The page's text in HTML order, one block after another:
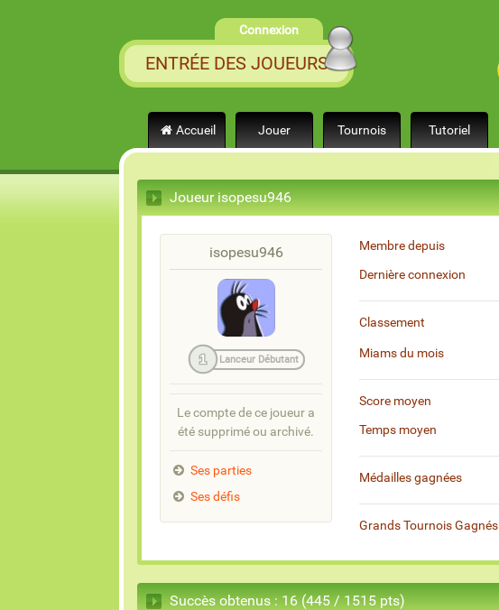
Connexion
ENTRÉE DES JOUEURS
Accueil Jouer Tournois Tutoriel
Joueur isopesu946
isopesu946
1 Lanceur Débutant
Le compte de ce joueur a
été supprimé ou archivé.
Ses parties
Ses défis
Membre depuis
Dernière connexion
Classement
Miams du mois
Score moyen
Temps moyen
Médailles gagnées
Grands Tournois Gagnés
Succès obtenus : 16 (445 / 1515 pts)